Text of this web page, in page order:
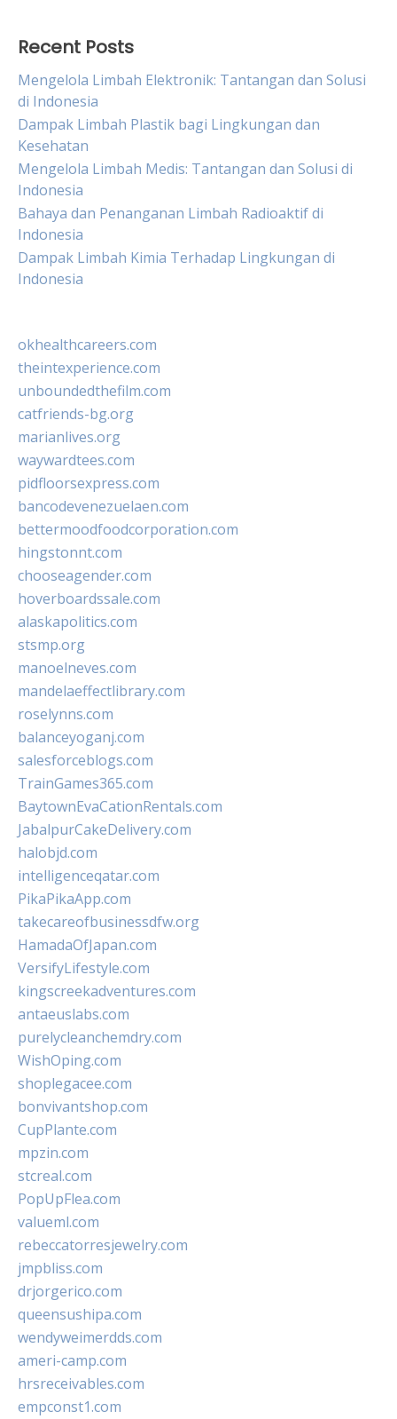
Recent Posts
Mengelola Limbah Elektronik: Tantangan dan Solusi
di Indonesia
Dampak Limbah Plastik bagi Lingkungan dan
Kesehatan
Mengelola Limbah Medis: Tantangan dan Solusi di
Indonesia
Bahaya dan Penanganan Limbah Radioaktif di
Indonesia
Dampak Limbah Kimia Terhadap Lingkungan di
Indonesia
okhealthcareers.com
theintexperience.com
unboundedthefilm.com
catfriends-bg.org
marianlives.org
waywardtees.com
pidfloorsexpress.com
bancodevenezuelaen.com
bettermoodfoodcorporation.com
hingstonnt.com
chooseagender.com
hoverboardssale.com
alaskapolitics.com
stsmp.org
manoelneves.com
mandelaeffectlibrary.com
roselynns.com
balanceyoganj.com
salesforceblogs.com
TrainGames365.com
BaytownEvaCationRentals.com
JabalpurCakeDelivery.com
halobjd.com
intelligenceqatar.com
PikaPikaApp.com
takecareofbusinessdfw.org
HamadaOfJapan.com
VersifyLifestyle.com
kingscreekadventures.com
antaeuslabs.com
purelycleanchemdry.com
WishOping.com
shoplegacee.com
bonvivantshop.com
CupPlante.com
mpzin.com
stcreal.com
PopUpFlea.com
valueml.com
rebeccatorresjewelry.com
jmpbliss.com
drjorgerico.com
queensushipa.com
wendyweimerdds.com
ameri-camp.com
hrsreceivables.com
empconst1.com